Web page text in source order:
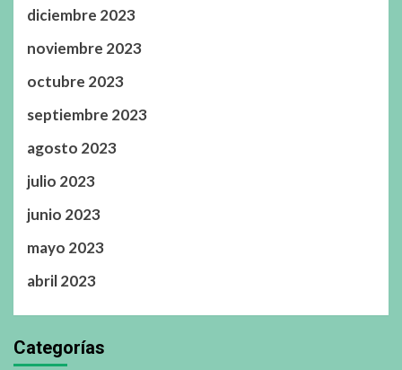
diciembre 2023
noviembre 2023
octubre 2023
septiembre 2023
agosto 2023
julio 2023
junio 2023
mayo 2023
abril 2023
Categorías